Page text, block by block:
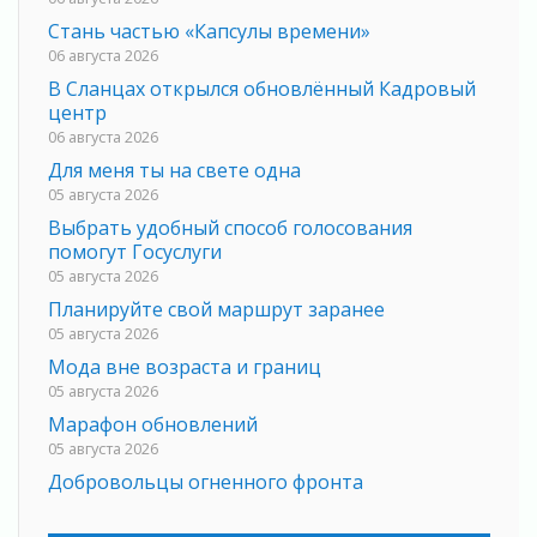
Стань частью «Капсулы времени»
06 августа 2026
В Сланцах открылся обновлённый Кадровый
центр
06 августа 2026
Для меня ты на свете одна
05 августа 2026
Выбрать удобный способ голосования
помогут Госуслуги
05 августа 2026
Планируйте свой маршрут заранее
05 августа 2026
Мода вне возраста и границ
05 августа 2026
Марафон обновлений
05 августа 2026
Добровольцы огненного фронта